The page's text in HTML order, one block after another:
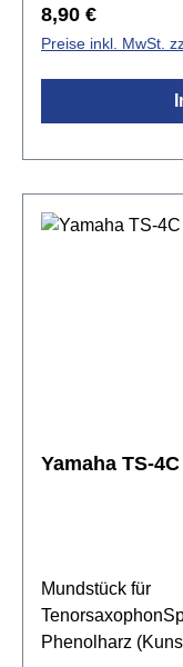
mithilfe des
danach 15 sek.
trockenem Tuch
Mundstückeauch
etc)für gesundes
Regulärer Preis:
8,90 €
Preise inkl. MwSt.
Yamaha TS-4C
Mundstück für
Phenolharz